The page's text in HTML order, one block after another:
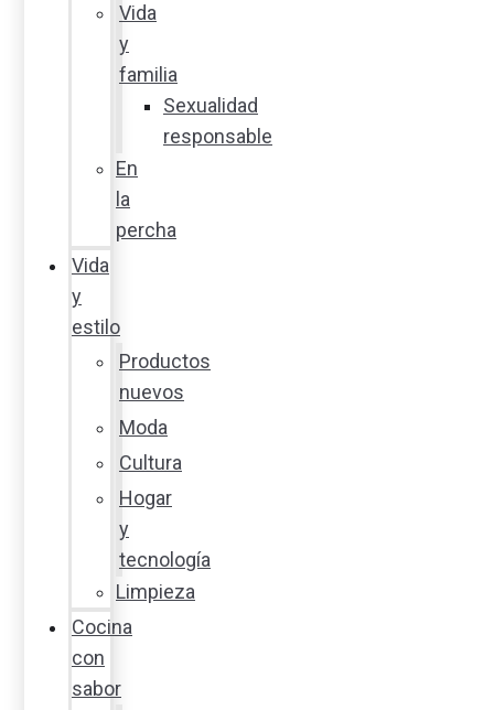
Vida
y
familia
Sexualidad
responsable
En
la
percha
Vida
y
estilo
Productos
nuevos
Moda
Cultura
Hogar
y
tecnología
Limpieza
Cocina
con
sabor